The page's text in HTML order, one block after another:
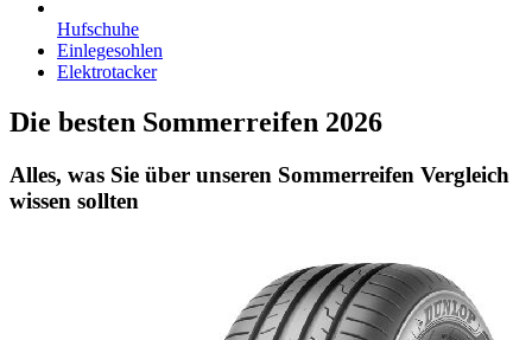
Hufschuhe
Einlegesohlen
Elektrotacker
Die besten Sommerreifen 2026
Alles, was Sie über unseren Sommerreifen Vergleich
wissen sollten